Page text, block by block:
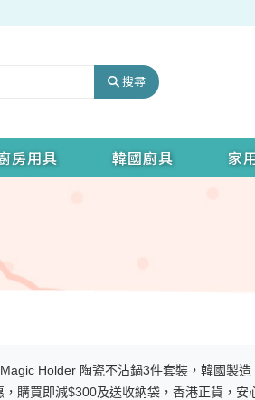
搜尋
房用具 韓國廚具 家
Holder 陶瓷不沾鍋3件套裝，韓國製
購買即減$300及送收納袋，香港正貨，安